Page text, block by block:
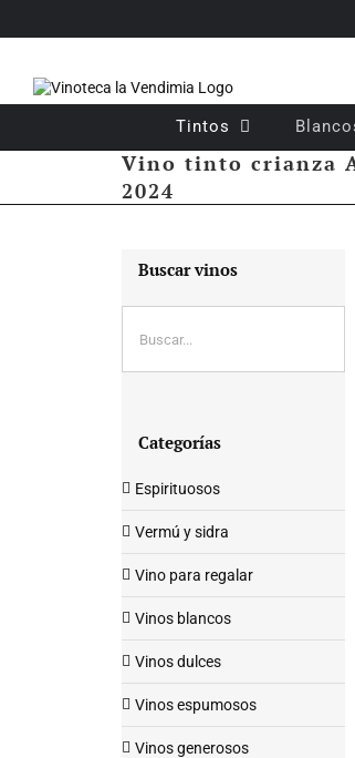
Tintos
Vino tinto crianza
2024
Buscar vinos
Categorías
Espirituosos
Vermú y sidra
Vino para regalar
Vinos blancos
Vinos dulces
Vinos espumosos
Vinos generosos